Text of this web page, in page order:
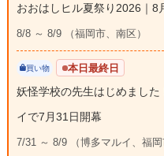
おおはしヒル夏祭り2026｜8
8/8 ～ 8/9 （福岡市、南区）
買い物 本日最終日
妖怪学校の先生はじめまし
イで7月31日開幕
7/31 ～ 8/9 （博多マルイ、福岡